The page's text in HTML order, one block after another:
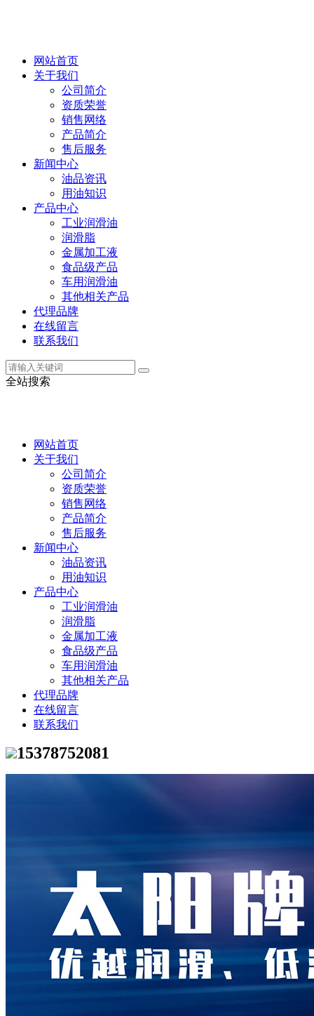
网站首页
关于我们
公司简介
资质荣誉
销售网络
产品简介
售后服务
新闻中心
油品资讯
用油知识
产品中心
工业润滑油
润滑脂
金属加工液
食品级产品
车用润滑油
其他相关产品
代理品牌
在线留言
联系我们
全站搜索
网站首页
关于我们
公司简介
资质荣誉
销售网络
产品简介
售后服务
新闻中心
油品资讯
用油知识
产品中心
工业润滑油
润滑脂
金属加工液
食品级产品
车用润滑油
其他相关产品
代理品牌
在线留言
联系我们
15378752081